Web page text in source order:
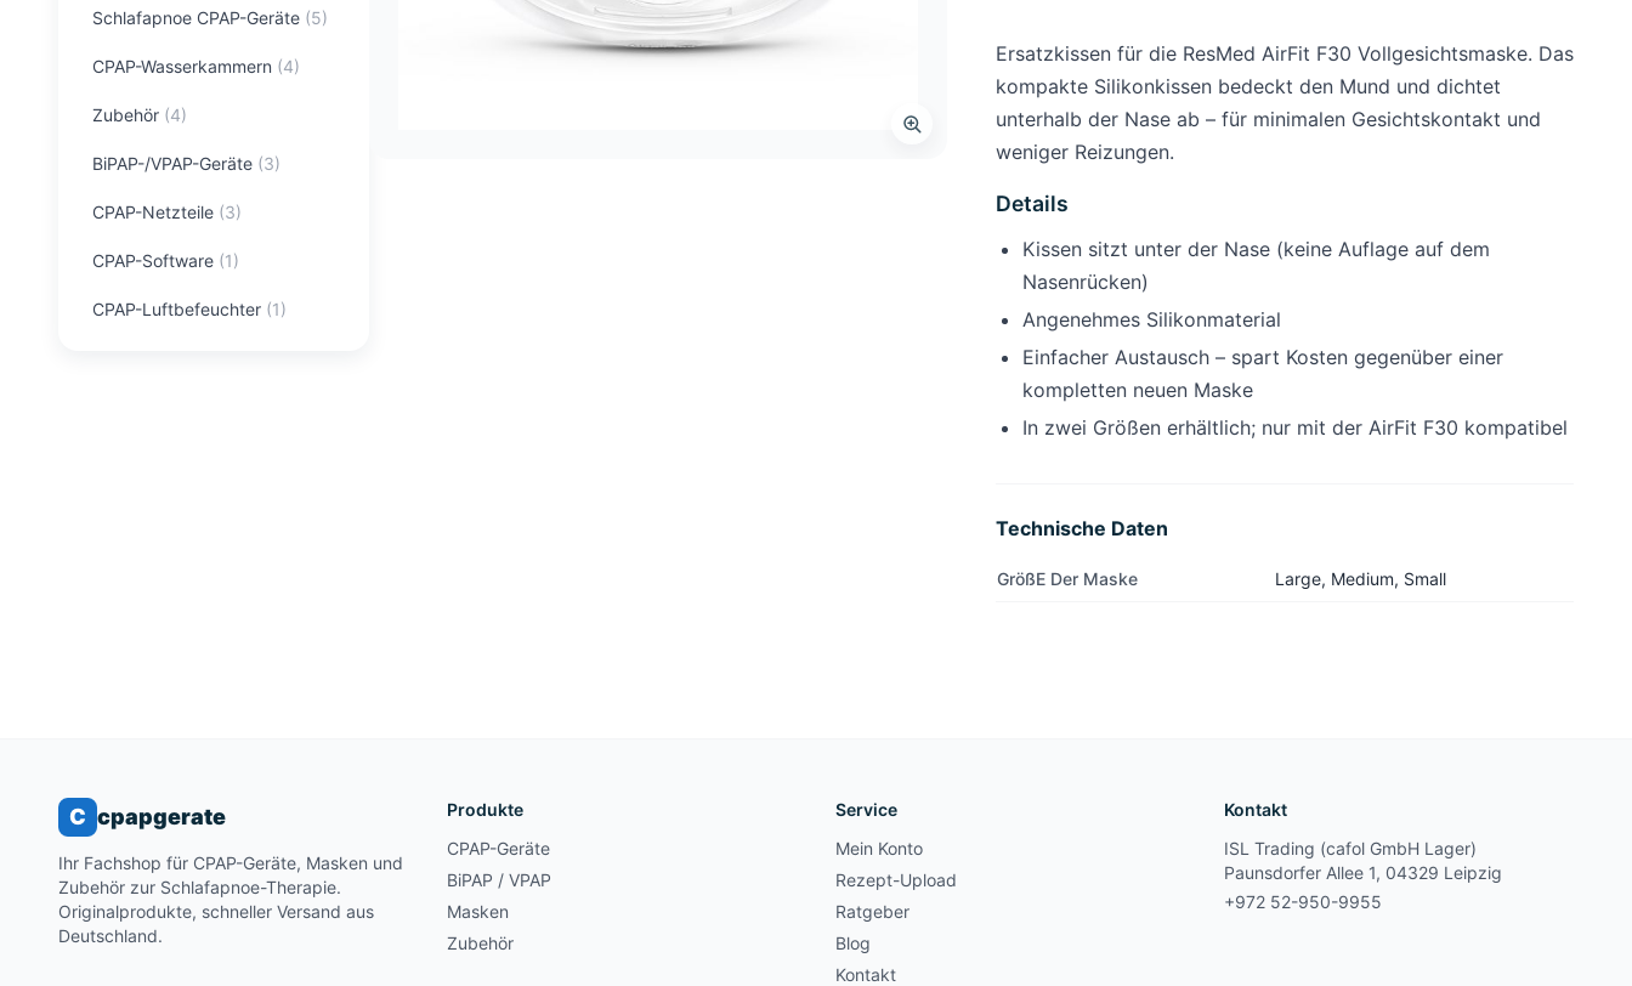
Schlafapnoe CPAP-Geräte (5)
CPAP-Wasserkammern (4)
Zubehör (4)
BiPAP-/VPAP-Geräte (3)
CPAP-Netzteile (3)
CPAP-Software (1)
CPAP-Luftbefeuchter (1)
Ersatzkissen für die ResMed AirFit F30 Vollgesichtsmaske. Das
kompakte Silikonkissen bedeckt den Mund und dichtet
unterhalb der Nase ab – für minimalen Gesichtskontakt und
weniger Reizungen.
Details
Kissen sitzt unter der Nase (keine Auflage auf dem
Nasenrücken)
Angenehmes Silikonmaterial
Einfacher Austausch – spart Kosten gegenüber einer
kompletten neuen Maske
In zwei Größen erhältlich; nur mit der AirFit F30 kompatibel
Technische Daten
GrößE Der Maske Large, Medium, Small
C cpapgerate
Ihr Fachshop für CPAP-Geräte, Masken und
Zubehör zur Schlafapnoe-Therapie.
Originalprodukte, schneller Versand aus
Deutschland.
Produkte
CPAP-Geräte
BiPAP / VPAP
Masken
Zubehör
Service
Mein Konto
Rezept-Upload
Ratgeber
Blog
Kontakt
Kontakt
ISL Trading (cafol GmbH Lager)
Paunsdorfer Allee 1, 04329 Leipzig
+972 52-950-9955